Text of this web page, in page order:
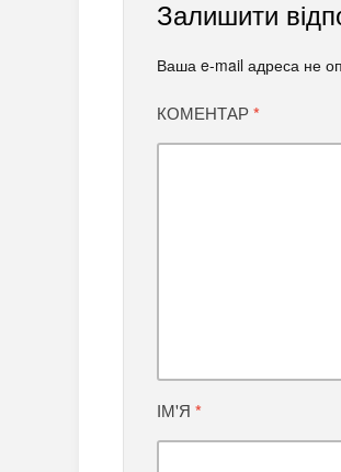
Залишити
Ваша e-mail адреса не
КОМЕНТАР*
ІМ'Я *